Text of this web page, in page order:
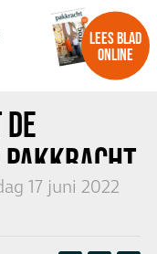
LEES BLAD
ONLINE
17 juni 2022